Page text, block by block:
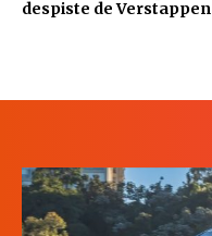
despiste de Verstappen